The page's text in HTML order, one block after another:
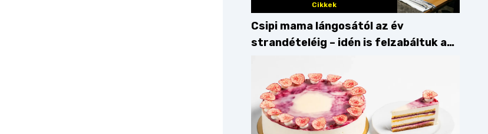
Cikkek
Csipi mama lángosától az év
strandételéig – idén is felzabáltuk a